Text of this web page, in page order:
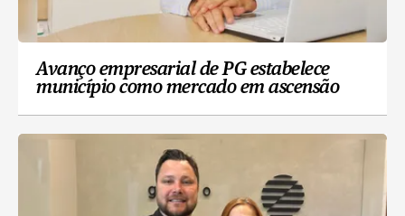
Avanço empresarial de PG estabelece
município como mercado em ascensão